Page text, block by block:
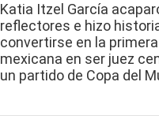
Katia Itzel García
reflectores e hizo
convertirse en la primera
mexicana en ser juez
un partido de Copa del